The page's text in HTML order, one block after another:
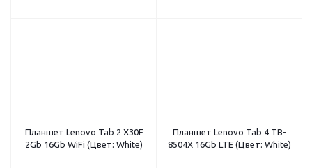
Планшет Lenovo Tab 2 X30F
2Gb 16Gb WiFi (Цвет: White)
Планшет Lenovo Tab 4 TB-
8504X 16Gb LTE (Цвет: White)